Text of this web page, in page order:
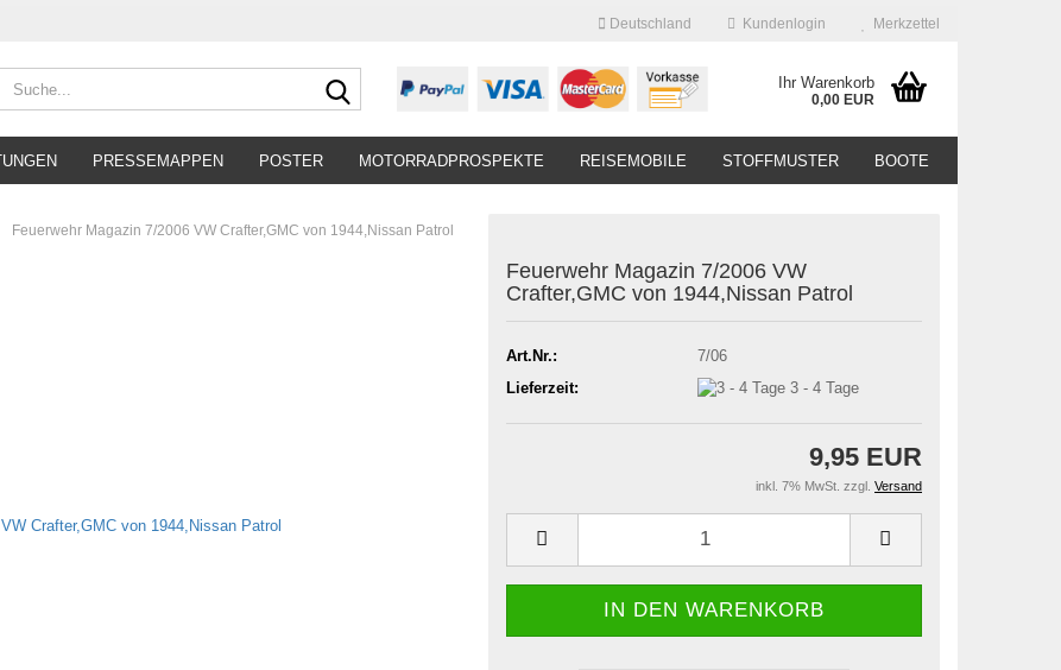
Deutschland Kundenlogin Merkzettel
Suche... Ihr Warenkorb
0,00 EUR
PRESSEMAPPEN POSTER MOTORRADPROSPEKTE REISEMOBILE STOFFMUSTER BOOTE
Feuerwehr Magazin 7/2006 VW Crafter,GMC von 1944,Nissan Patrol
Feuerwehr Magazin 7/2006 VW
Crafter,GMC von 1944,Nissan Patrol
Art.Nr.:
7/06
Lieferzeit:
3 - 4 Tage
9,95 EUR
inkl. 7% MwSt. zzgl. Versand